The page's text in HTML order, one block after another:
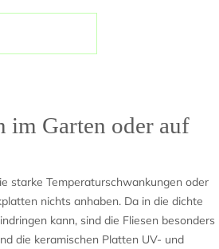
im Garten oder auf
starke Temperaturschwankungen oder
nichts anhaben. Da in die dichte
kann, sind die Fliesen besonders
die keramischen Platten UV- und